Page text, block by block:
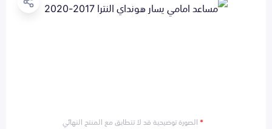
*الصورة توضيحية قد لا تتطابق مع المنتج النهائي